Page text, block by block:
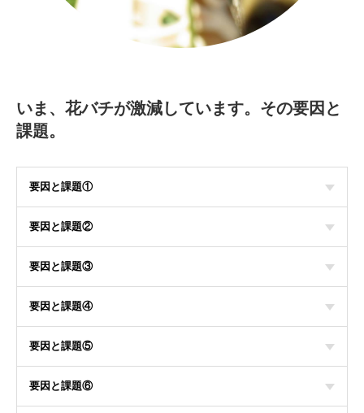
いま、花バチが激減しています。その要因と
課題。
要因と課題①
要因と課題②
要因と課題③
要因と課題④
要因と課題⑤
要因と課題⑥